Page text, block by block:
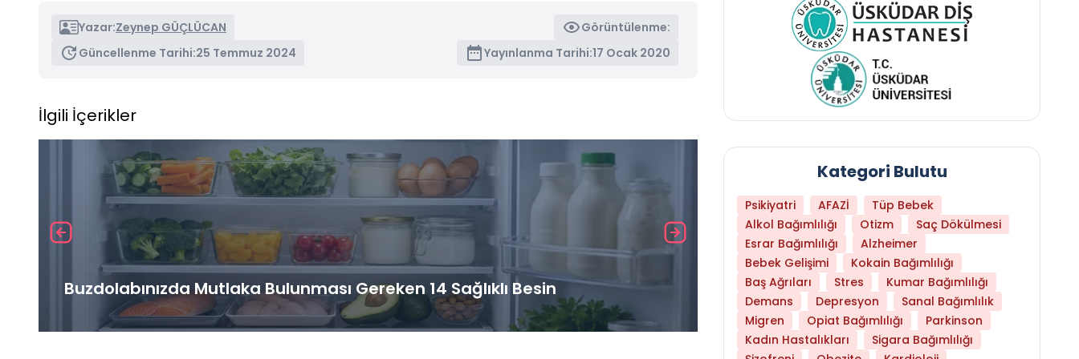
Yazar:Zeynep GÜÇLÜCAN
Görüntülenme:
Güncellenme Tarihi:25 Temmuz 2024 Yayınlanma Tarihi:17 Ocak 2020
İlgili İçerikler
Buzdolabınızda Mutlaka Bulunması Gereken 14 Sağlıklı Besin Hangi Yaşta Hangi Testi Yaptırmanız
Kategori Bulutu
Psikiyatri AFAZİ
Tüp Bebek
Alkol Bağımlılığı
Otizm
Saç Dökülmesi
Esrar Bağımlılığı
Alzheimer
Bebek Gelişimi
Kokain Bağımlılığı
Baş Ağrıları
Stres
Kumar Bağımlılığı
Demans
Depresyon
Sanal Bağımlılık
Migren
Opiat Bağımlılığı
Parkinson
Kadın Hastalıkları
Sigara Bağımlılığı